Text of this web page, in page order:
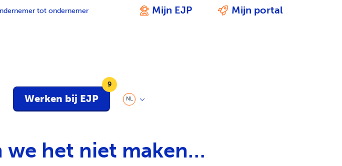
tot ondernemer We zijn er voor je Ondersteund door ICT
Mijn EJP Mijn portal
Werken bij EJP NL
we het niet maken…